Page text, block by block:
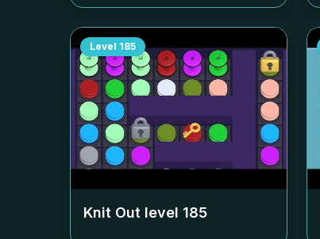
Level 185
Knit Out level 185